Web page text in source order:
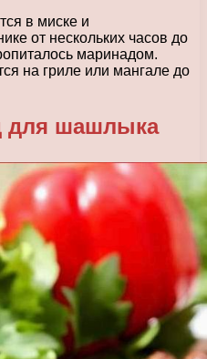
в миске и
от нескольких часов до
маринадом.
на гриле или мангале до
для шашлыка